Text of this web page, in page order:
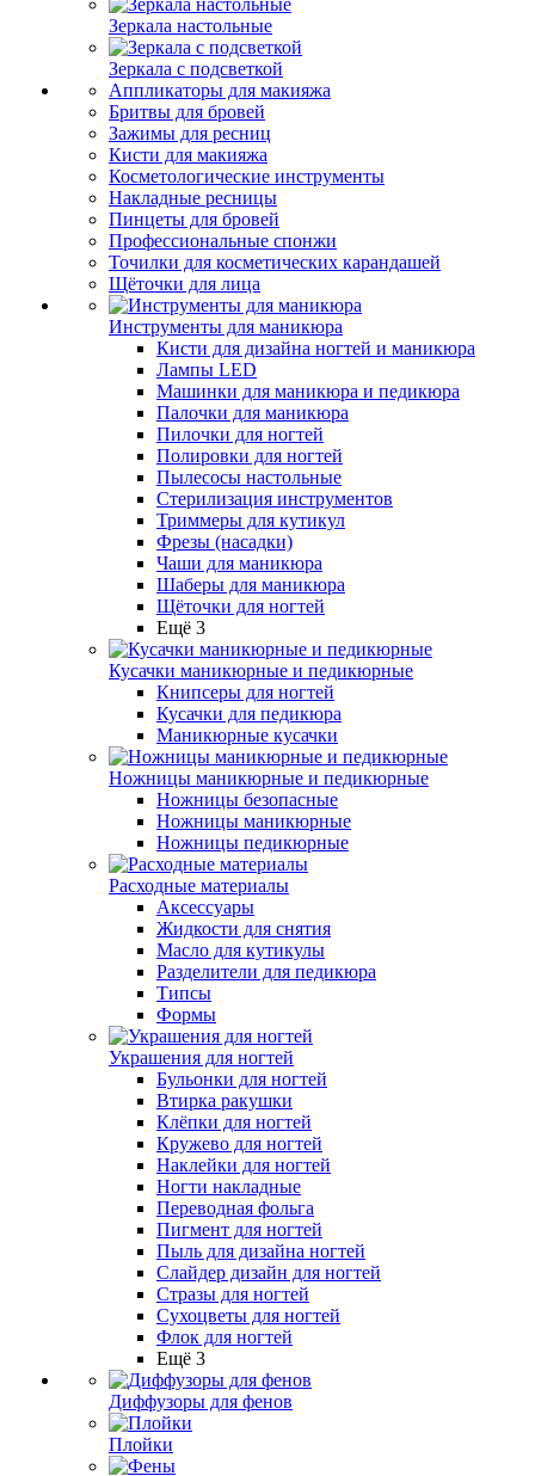
Зеркала настольные
Зеркала с подсветкой
Аппликаторы для макияжа
Бритвы для бровей
Зажимы для ресниц
Кисти для макияжа
Косметологические инструменты
Накладные ресницы
Пинцеты для бровей
Профессиональные спонжи
Точилки для косметических карандашей
Щёточки для лица
Инструменты для маникюра
Кисти для дизайна ногтей и маникюра
Лампы LED
Машинки для маникюра и педикюра
Палочки для маникюра
Пилочки для ногтей
Полировки для ногтей
Пылесосы настольные
Стерилизация инструментов
Триммеры для кутикул
Фрезы (насадки)
Чаши для маникюра
Шаберы для маникюра
Щёточки для ногтей
Ещё 3
Кусачки маникюрные и педикюрные
Книпсеры для ногтей
Кусачки для педикюра
Маникюрные кусачки
Ножницы маникюрные и педикюрные
Ножницы безопасные
Ножницы маникюрные
Ножницы педикюрные
Расходные материалы
Аксессуары
Жидкости для снятия
Масло для кутикулы
Разделители для педикюра
Типсы
Формы
Украшения для ногтей
Бульонки для ногтей
Втирка ракушки
Клёпки для ногтей
Кружево для ногтей
Наклейки для ногтей
Ногти накладные
Переводная фольга
Пигмент для ногтей
Пыль для дизайна ногтей
Слайдер дизайн для ногтей
Стразы для ногтей
Сухоцветы для ногтей
Флок для ногтей
Ещё 3
Диффузоры для фенов
Плойки